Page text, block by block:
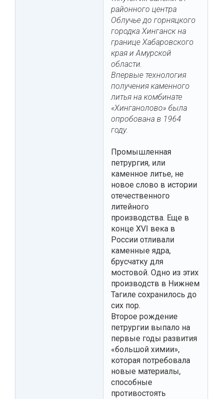
районного центра
Облучье до горняцкого
городка Хинганск на
границе Хабаровского
края и Амурской
области.
Впервые технология
получения каменного
литья на комбинате
«Хинганолово» была
опробована в 1964
году.
Промышленная
петрургия, или
каменное литье, не
новое слово в истории
отечественного
литейного
производства. Еще в
конце XVI века в
России отливали
каменные ядра,
брусчатку для
мостовой. Одно из этих
производств в Нижнем
Тагиле сохранилось до
сих пор.
Второе рождение
петрургии выпало на
первые годы развития
«большой химии»,
которая потребовала
новые материалы,
способные
противостоять